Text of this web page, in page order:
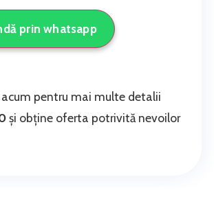
prin whatsapp
acum pentru mai multe detalii
și obține oferta potrivită nevoilor